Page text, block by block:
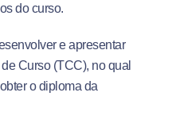
do curso.
e apresentar
Curso (TCC), no qual
o diploma da